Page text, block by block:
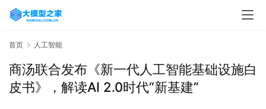
首页 人工智能
商汤联合发布《新一代人工智能基础设施白
皮书》，解读AI 2.0时代“新基建”